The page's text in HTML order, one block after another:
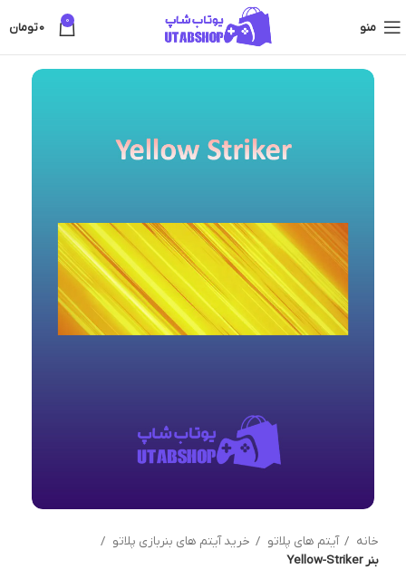
منو 0
0تومان
خانه آیتم های پلاتو
خرید آیتم های بنربازی پلاتو
بنر Yellow-Striker